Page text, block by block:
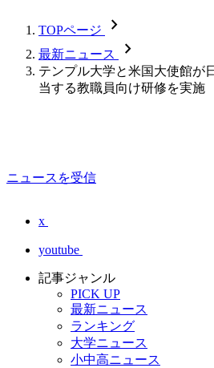
TOPページ chevron_forward
最新ニュース chevron_forward
テンプル大学と米国大使館が
当する教職員向け研修を実施
ニュースを受信
x
youtube
記事ジャンル
PICK UP
最新ニュース
ランキング
大学ニュース
小中高ニュース